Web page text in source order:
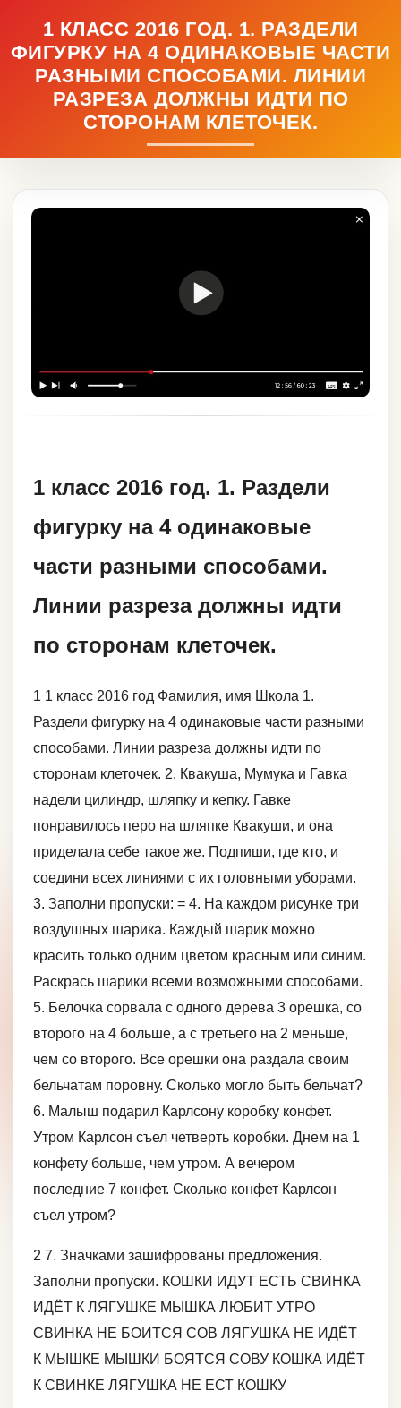
1 КЛАСС 2016 ГОД. 1. РАЗДЕЛИ
ФИГУРКУ НА 4 ОДИНАКОВЫЕ ЧАСТИ
РАЗНЫМИ СПОСОБАМИ. ЛИНИИ
РАЗРЕЗА ДОЛЖНЫ ИДТИ ПО
СТОРОНАМ КЛЕТОЧЕК.
1 класс 2016 год. 1. Раздели
фигурку на 4 одинаковые
части разными способами.
Линии разреза должны идти
по сторонам клеточек.
1 1 класс 2016 год Фамилия, имя Школа 1.
Раздели фигурку на 4 одинаковые части разными
способами. Линии разреза должны идти по
сторонам клеточек. 2. Квакуша, Мумука и Гавка
надели цилиндр, шляпку и кепку. Гавке
понравилось перо на шляпке Квакуши, и она
приделала себе такое же. Подпиши, где кто, и
соедини всех линиями с их головными уборами.
3. Заполни пропуски: = 4. На каждом рисунке три
воздушных шарика. Каждый шарик можно
красить только одним цветом красным или синим.
Раскрась шарики всеми возможными способами.
5. Белочка сорвала с одного дерева 3 орешка, со
второго на 4 больше, а с третьего на 2 меньше,
чем со второго. Все орешки она раздала своим
бельчатам поровну. Сколько могло быть бельчат?
6. Малыш подарил Карлсону коробку конфет.
Утром Карлсон съел четверть коробки. Днем на 1
конфету больше, чем утром. А вечером
последние 7 конфет. Сколько конфет Карлсон
съел утром?
2 7. Значками зашифрованы предложения.
Заполни пропуски. КОШКИ ИДУТ ЕСТЬ СВИНКА
ИДЁТ К ЛЯГУШКЕ МЫШКА ЛЮБИТ УТРО
СВИНКА НЕ БОИТСЯ СОВ ЛЯГУШКА НЕ ИДЁТ
К МЫШКЕ МЫШКИ БОЯТСЯ СОВУ КОШКА ИДЁТ
К СВИНКЕ ЛЯГУШКА НЕ ЕСТ КОШКУ